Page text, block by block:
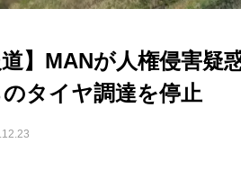
道】MANが人権侵害
タイヤ調達を停止